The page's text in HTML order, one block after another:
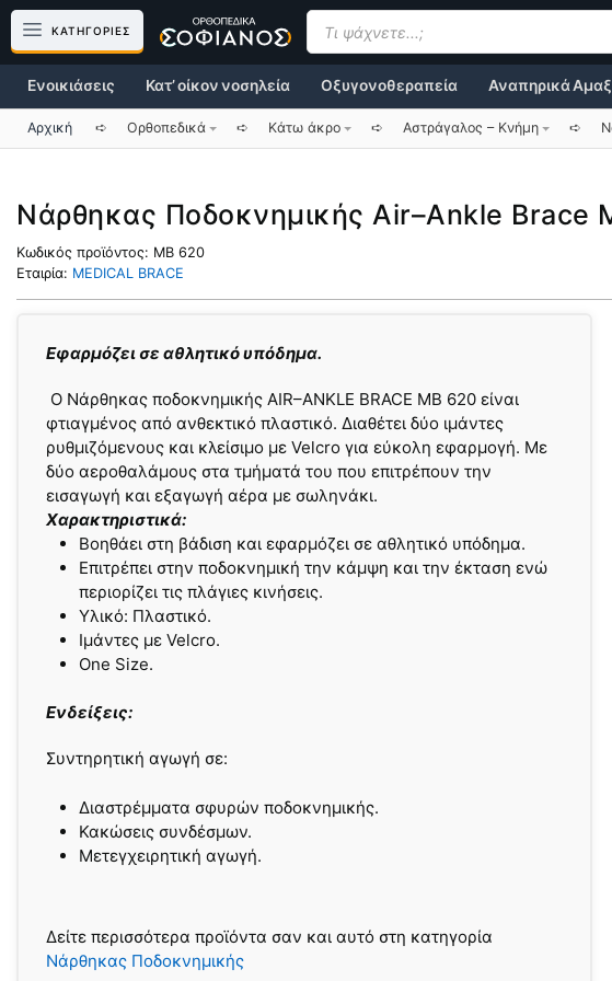
Μετάβαση
περιεχόμενο
ΚΑΤΗΓΟΡΙΕΣ
Products
search
Κατ’ οίκον νοσηλεία Οξυγονοθεραπεία Αναπηρικά
Ενοικιάσεις
Αρχική ➪ Ορθοπεδικά ➪ Κάτω άκρο ➪ Αστράγαλος – Κνήμη ➪
Νάρθηκας Ποδοκνημικής Air–Ankle Brace
Κωδικός προϊόντος: MB 620
Εταιρία: MEDICAL BRACE
Εφαρμόζει σε αθλητικό υπόδημα.
Ο Νάρθηκας ποδοκνημικής AIR–ANKLE BRACE MB 620 είναι
φτιαγμένος από ανθεκτικό πλαστικό. Διαθέτει δύο ιμάντες
ρυθμιζόμενους και κλείσιμο με Velcro για εύκολη εφαρμογή. Με
δύο αεροθαλάμους στα τμήματά του που επιτρέπουν την
εισαγωγή και εξαγωγή αέρα με σωληνάκι.
Χαρακτηριστικά:
Βοηθάει στη βάδιση και εφαρμόζει σε αθλητικό υπόδημα.
Επιτρέπει στην ποδοκνημική την κάμψη και την έκταση ενώ
περιορίζει τις πλάγιες κινήσεις.
Υλικό: Πλαστικό.
Ιμάντες με Velcro.
One Size.
Ενδείξεις:
Συντηρητική αγωγή σε:
Διαστρέμματα σφυρών ποδοκνημικής.
Κακώσεις συνδέσμων.
Μετεγχειρητική αγωγή.
Δείτε περισσότερα προϊόντα σαν και αυτό στη κατηγορία
Νάρθηκας Ποδοκνημικής